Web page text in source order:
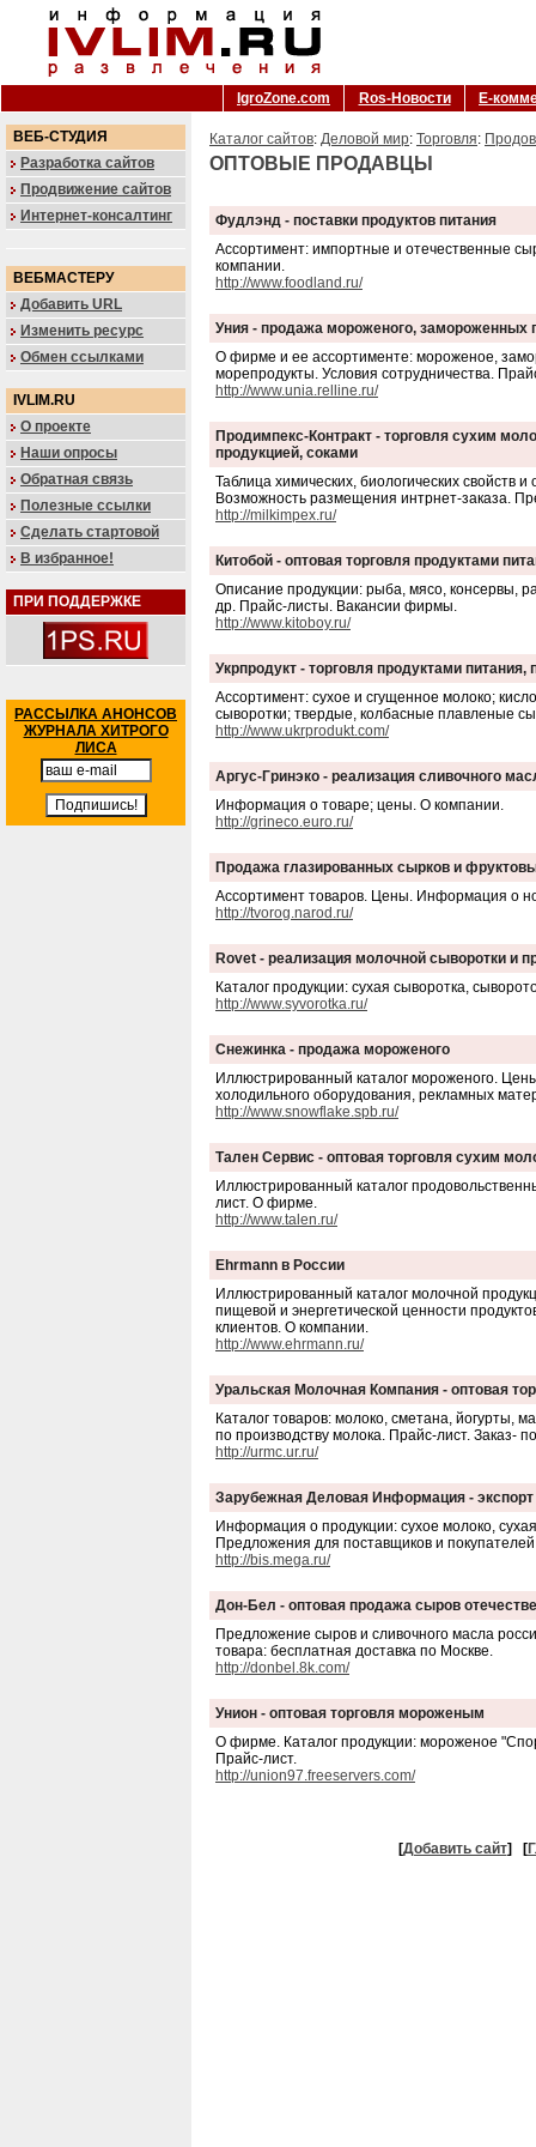
IgroZone.com Ros-Новости Е-
ВЕБ-СТУДИЯ
Разработка сайтов
Продвижение сайтов
Интернет-консалтинг
ВЕБМАСТЕРУ
Добавить URL
Изменить ресурс
Обмен ссылками
IVLIM.RU
О проекте
Наши опросы
Обратная связь
Полезные ссылки
Сделать стартовой
В избранное!
ПРИ ПОДДЕРЖКЕ
РАССЫЛКА АНОНСОВ
ЖУРНАЛА ХИТРОГО
ЛИСА
Каталог сайтов: Деловой мир: Торговля:
ОПТОВЫЕ ПРОДАВЦЫ
Фудлэнд - поставки продуктов питания
Ассортимент: импортные и отечественные
компании.
http://www.foodland.ru/
Уния - продажа мороженого, замороженных
О фирме и ее ассортименте: мороженое,
морепродукты. Условия сотрудничества.
http://www.unia.relline.ru/
Продимпекс-Контракт - торговля сухим
продукцией, соками
Таблица химических, биологических свойств
Возможность размещения интрнет-заказа.
http://milkimpex.ru/
Китобой - оптовая торговля продуктами
Описание продукции: рыба, мясо, консервы,
др. Прайс-листы. Вакансии фирмы.
http://www.kitoboy.ru/
Укрпродукт - торговля продуктами
Ассортимент: сухое и сгущенное молоко;
сыворотки; твердые, колбасные плавленые
http://www.ukrprodukt.com/
Аргус-Гринэко - реализация сливочного
Информация о товаре; цены. О компании.
http://grineco.euro.ru/
Продажа глазированных сырков и
Ассортимент товаров. Цены. Информация о
http://tvorog.narod.ru/
Rovet - реализация молочной сыворотки и
Каталог продукции: сухая сыворотка,
http://www.syvorotka.ru/
Снежинка - продажа мороженого
Иллюстрированный каталог мороженого.
холодильного оборудования, рекламных
http://www.snowflake.spb.ru/
Тален Сервис - оптовая торговля сухим
Иллюстрированный каталог
лист. О фирме.
http://www.talen.ru/
Ehrmann в России
Иллюстрированный каталог молочной
пищевой и энергетической ценности
клиентов. О компании.
http://www.ehrmann.ru/
Уральская Молочная Компания - оптовая
Каталог товаров: молоко, сметана, йогурты,
по производству молока. Прайс-лист. Заказ-
http://urmc.ur.ru/
Зарубежная Деловая Информация -
Информация о продукции: сухое молоко,
Предложения для поставщиков и
http://bis.mega.ru/
Дон-Бел - оптовая продажа сыров
Предложение сыров и сливочного масла
товара: бесплатная доставка по Москве.
http://donbel.8k.com/
Унион - оптовая торговля мороженым
О фирме. Каталог продукции: мороженое
Прайс-лист.
http://union97.freeservers.com/
[Добавить сайт] [